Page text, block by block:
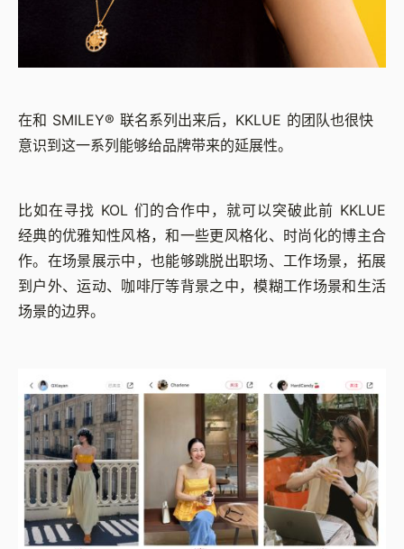
在和 SMILEY® 联名系列出来后，KKLUE 的团队也很快
意识到这一系列能够给品牌带来的延展性。
比如在寻找 KOL 们的合作中，就可以突破此前 KKLUE
经典的优雅知性风格，和一些更风格化、时尚化的博主合
作。在场景展示中，也能够跳脱出职场、工作场景，拓展
到户外、运动、咖啡厅等背景之中，模糊工作场景和生活
场景的边界。